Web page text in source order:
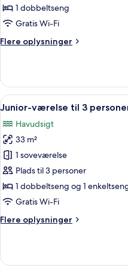
-
delvis
1 dobbeltseng
Gratis Wi-Fi
Flere oplysninger
Flere
-
delvis
havudsigt
Indlæs
alle
billeder
af
Junior-
værelse
til
3
-
1
Junior-værelse til 3
Havudsigt
33 m²
1 soveværelse
Plads til 3 personer
1 dobbeltseng og 1
Gratis Wi-Fi
Flere oplysninger
Flere
værelse